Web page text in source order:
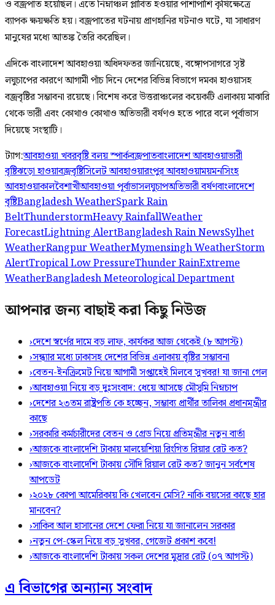
ও বজ্রপাত হয়েছিল। এতে নিম্নাঞ্চল প্লাবিত হওয়ার পাশাপাশি কৃষিক্ষেত্রে
ব্যাপক ক্ষয়ক্ষতি হয়। বজ্রপাতের ঘটনায় প্রাণহানির ঘটনাও ঘটে, যা সাধারণ
মানুষের মধ্যে আতঙ্ক তৈরি করেছিল।
এদিকে বাংলাদেশ আবহাওয়া অধিদফতর জানিয়েছে, বঙ্গোপসাগরে সৃষ্ট
লঘুচাপের কারণে আগামী পাঁচ দিনে দেশের বিভিন্ন বিভাগে দমকা হাওয়াসহ
বজ্রবৃষ্টির সম্ভাবনা রয়েছে। বিশেষ করে উত্তরাঞ্চলের কয়েকটি এলাকায় মাঝারি
থেকে ভারী এবং কোথাও কোথাও অতিভারী বর্ষণও হতে পারে বলে পূর্বাভাস
দিয়েছে সংস্থাটি।
ট্যাগ:আবহাওয়া খবরবৃষ্টি বলয় স্পার্কবজ্রপাতবাংলাদেশ আবহাওয়াভারী
বৃষ্টিঝড়ো হাওয়াবজ্রবৃষ্টিসিলেট আবহাওয়ারংপুর আবহাওয়াময়মনসিংহ
আবহাওয়াকালবৈশাখীআবহাওয়া পূর্বাভাসলঘুচাপঅতিভারী বর্ষণবাংলাদেশে
বৃষ্টিBangladesh WeatherSpark Rain
BeltThunderstormHeavy RainfallWeather
ForecastLightning AlertBangladesh Rain NewsSylhet
WeatherRangpur WeatherMymensingh WeatherStorm
AlertTropical Low PressureThunder RainExtreme
WeatherBangladesh Meteorological Department
আপনার জন্য বাছাই করা কিছু নিউজ
›দেশে স্বর্ণের দামে বড় লাফ, কার্যকর আজ থেকেই (৮ আগস্ট)
›সন্ধ্যার মধ্যে ঢাকাসহ দেশের বিভিন্ন এলাকায় বৃষ্টির সম্ভাবনা
›বেতন-ইনক্রিমেট নিয়ে আগামী সপ্তাহেই মিলবে সুখবর! যা জানা গেল
›আবহাওয়া নিয়ে বড় দুঃসংবাদ: ধেয়ে আসছে মৌসুমি নিম্নচাপ
›দেশের ২৩তম রাষ্ট্রপতি কে হচ্ছেন, সম্ভাব্য প্রার্থীর তালিকা প্রধানমন্ত্রীর
কাছে
›সরকারি কর্মচারীদের বেতন ও গ্রেড নিয়ে প্রতিমন্ত্রীর নতুন বার্তা
›আজকে বাংলাদেশি টাকায় মালয়েশিয়া রিংগিত রিয়ার রেট কত?
›আজকে বাংলাদেশি টাকায় সৌদি রিয়াল রেট কত? জানুন সর্বশেষ
আপডেট
›২০২৮ কোপা আমেরিকায় কি খেলবেন মেসি? নাকি বয়সের কাছে হার
মানবেন?
›সাকিব আল হাসানের দেশে ফেরা নিয়ে যা জানালেন সরকার
›নতুন পে-স্কেল নিয়ে বড় সুখবর, গেজেট প্রকাশ কবে!
›আজকে বাংলাদেশি টাকায় সকল দেশের মুদ্রার রেট (০৭ আগস্ট)
এ বিভাগের অন্যান্য সংবাদ